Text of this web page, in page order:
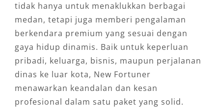
tidak hanya untuk menaklukkan berbagai
medan, tetapi juga memberi pengalaman
berkendara premium yang sesuai dengan
gaya hidup dinamis. Baik untuk keperluan
pribadi, keluarga, bisnis, maupun perjalanan
dinas ke luar kota, New Fortuner
menawarkan keandalan dan kesan
profesional dalam satu paket yang solid.